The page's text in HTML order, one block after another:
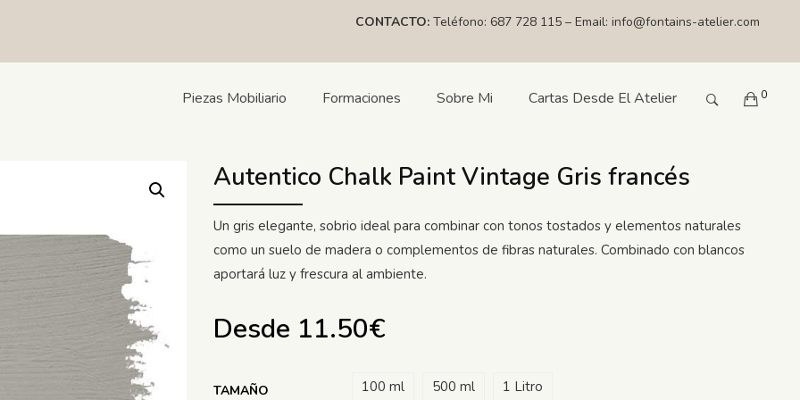
CONTACTO: Teléfono: 687 728 115 – Email: info@fontains-atelier.com
Piezas Mobiliario Formaciones Sobre Mi Cartas Desde El Atelier 0
Autentico Chalk Paint Vintage Gris francés
Un gris elegante, sobrio ideal para combinar con tonos tostados y elementos naturales
como un suelo de madera o complementos de fibras naturales. Combinado con blancos
aportará luz y frescura al ambiente.
Desde 11.50€
TAMAÑO 100 ml 500 ml 1 Litro